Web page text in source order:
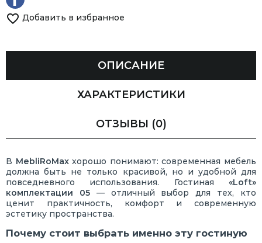
Добавить в избранное
ОПИСАНИЕ
ХАРАКТЕРИСТИКИ
ОТЗЫВЫ (0)
В MebliRoMaxхорошо понимают: современная мебель
должна быть не только красивой, но и удобной для
повседневного использования. Гостиная «Loft»
комплектации 05— отличный выбор для тех, кто
ценит практичность, комфорт и современную
эстетику пространства.
Почему стоит выбрать именно эту гостиную